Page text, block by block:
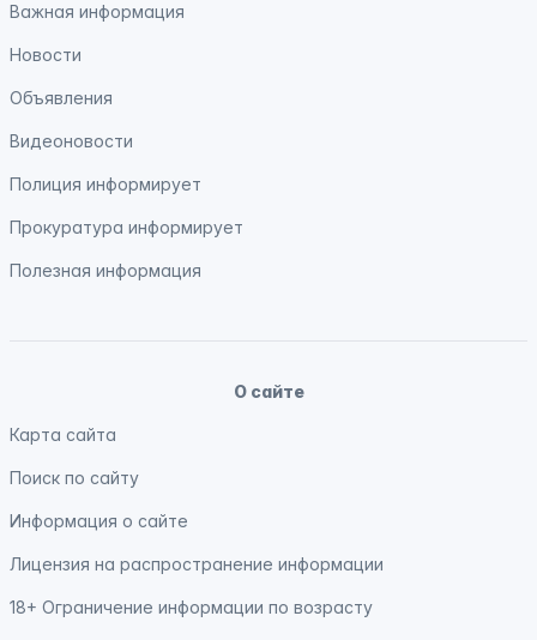
Важная информация
Новости
Объявления
Видеоновости
Полиция информирует
Прокуратура информирует
Полезная информация
О сайте
Карта сайта
Поиск по сайту
Информация о сайте
Лицензия на распространение информации
18+ Ограничение информации по возрасту